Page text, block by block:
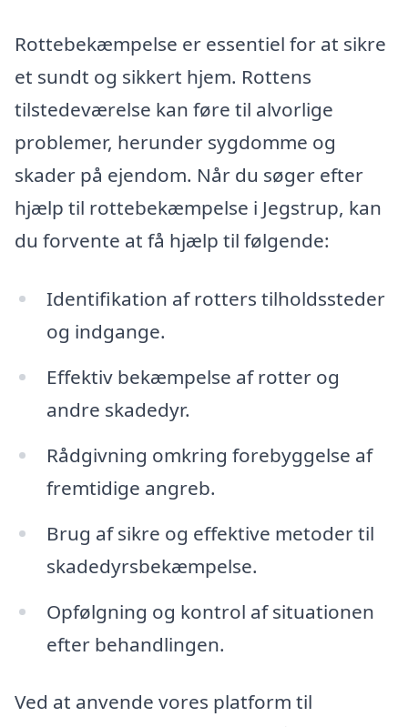
Rottebekæmpelse er essentiel for at sikre
et sundt og sikkert hjem. Rottens
tilstedeværelse kan føre til alvorlige
problemer, herunder sygdomme og
skader på ejendom. Når du søger efter
hjælp til rottebekæmpelse i Jegstrup, kan
du forvente at få hjælp til følgende:
Identifikation af rotters tilholdssteder
og indgange.
Effektiv bekæmpelse af rotter og
andre skadedyr.
Rådgivning omkring forebyggelse af
fremtidige angreb.
Brug af sikre og effektive metoder til
skadedyrsbekæmpelse.
Opfølgning og kontrol af situationen
efter behandlingen.
Ved at anvende vores platform til